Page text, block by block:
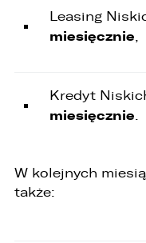
Leasing
miesięcznie
Kredyt
miesięcznie
W kolejnych
także: